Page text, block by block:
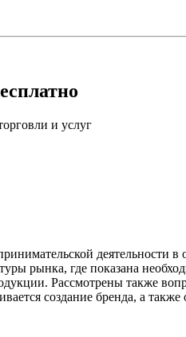
и услуг
деятельности в
рынка, где показана
Рассмотрены также
создание бренда, а также